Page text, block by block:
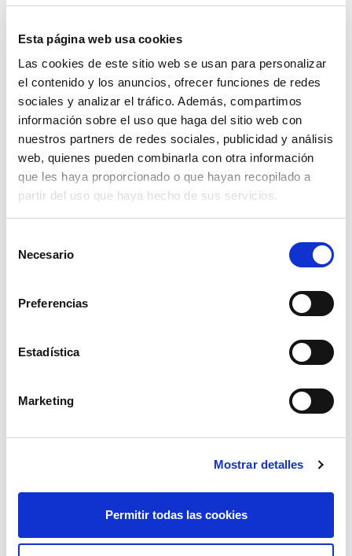
Esta página web usa cookies
Las cookies de este sitio web se usan para personalizar
el contenido y los anuncios, ofrecer funciones de redes
sociales y analizar el tráfico. Además, compartimos
información sobre el uso que haga del sitio web con
nuestros partners de redes sociales, publicidad y análisis
web, quienes pueden combinarla con otra información
que les haya proporcionado o que hayan recopilado a
partir del uso que haya hecho de sus servicios.
Necesario
Preferencias
Estadística
Marketing
Mostrar detalles
Permitir todas las cookies